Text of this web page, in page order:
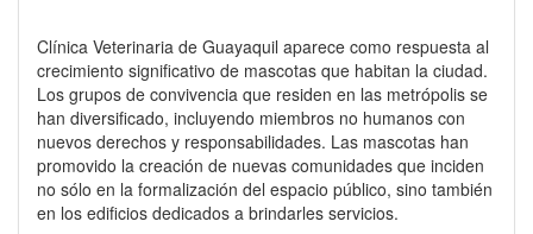
Clínica Veterinaria de Guayaquil aparece como respuesta al
crecimiento significativo de mascotas que habitan la ciudad.
Los grupos de convivencia que residen en las metrópolis se
han diversificado, incluyendo miembros no humanos con
nuevos derechos y responsabilidades. Las mascotas han
promovido la creación de nuevas comunidades que inciden
no sólo en la formalización del espacio público, sino también
en los edificios dedicados a brindarles servicios.